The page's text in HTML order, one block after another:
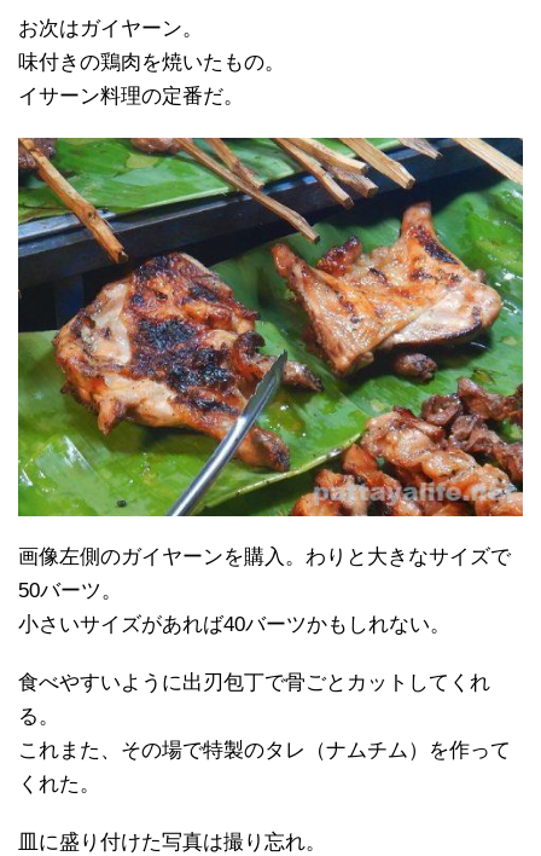
お次はガイヤーン。
味付きの鶏肉を焼いたもの。
イサーン料理の定番だ。
画像左側のガイヤーンを購入。わりと大きなサイズで
50バーツ。
小さいサイズがあれば40バーツかもしれない。
食べやすいように出刃包丁で骨ごとカットしてくれ
る。
これまた、その場で特製のタレ（ナムチム）を作って
くれた。
皿に盛り付けた写真は撮り忘れ。